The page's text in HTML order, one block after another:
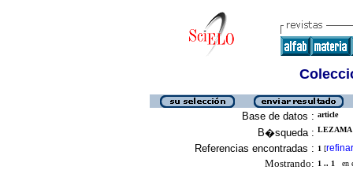
Base de datos : article
B�squeda : LEZAMA
Referencias encontradas : 1 [refinar
Mostrando: 1 .. 1 en